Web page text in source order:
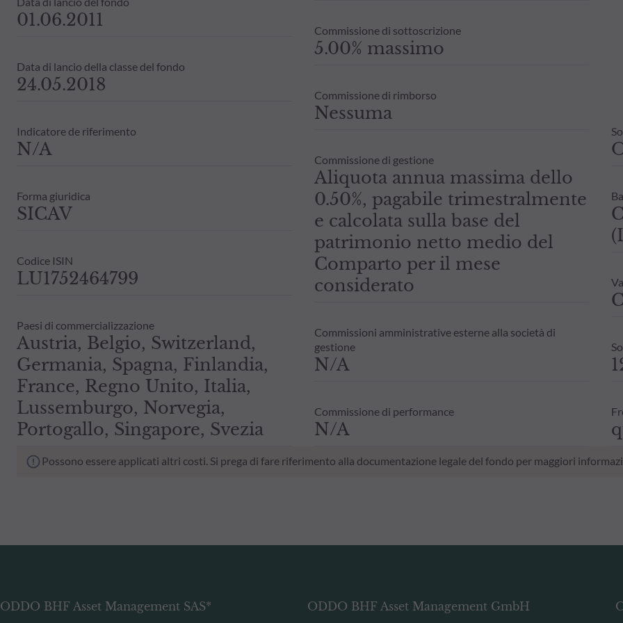
01.06.2011
Data di lancio della classe del fondo
24.05.2018
Indicatore de riferimento
N/A
Forma giuridica
SICAV
Codice ISIN
LU1752464799
Paesi di commercializzazione
Austria, Belgio, Switzerland,
Germania, Spagna, Finlandia,
France, Regno Unito, Italia,
Lussemburgo, Norvegia,
Portogallo, Singapore, Svezia
Commissione di sottoscrizione
5.00% massimo
Commissione di rimborso
Nessuma
Commissione di gestione
Aliquota annua massima dello
0.50%, pagabile trimestralmente
e calcolata sulla base del
patrimonio netto medio del
Comparto per il mese
considerato
Commissioni amministrative esterne alla società di
gestione
N/A
Commissione di performance
N/A
Possono essere applicati altri costi. Si prega di fare riferimento alla documentazione legale del fondo per maggiori
ODDO BHF Asset Management SAS* ODDO BHF Asset Management GmbH